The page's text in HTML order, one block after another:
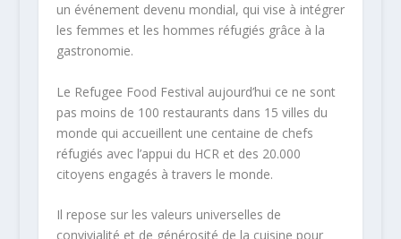
un événement devenu mondial, qui vise à intégrer
les femmes et les hommes réfugiés grâce à la
gastronomie.
Le Refugee Food Festival aujourd’hui ce ne sont
pas moins de 100 restaurants dans 15 villes du
monde qui accueillent une centaine de chefs
réfugiés avec l’appui du HCR et des 20.000
citoyens engagés à travers le monde.
Il repose sur les valeurs universelles de
convivialité et de générosité de la cuisine pour